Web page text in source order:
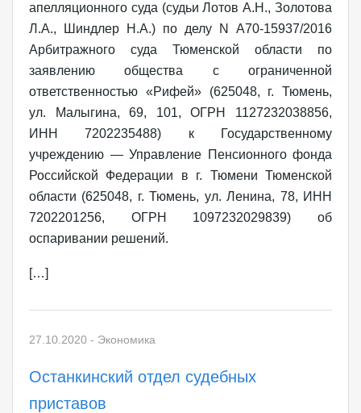
апелляционного суда (судьи Лотов А.Н., Золотова
Л.А., Шиндлер Н.А.) по делу N А70-15937/2016
Арбитражного суда Тюменской области по
заявлению общества с ограниченной
ответственностью «Рифей» (625048, г. Тюмень,
ул. Малыгина, 69, 101, ОГРН 1127232038856,
ИНН 7202235488) к Государственному
учреждению — Управление Пенсионного фонда
Российской Федерации в г. Тюмени Тюменской
области (625048, г. Тюмень, ул. Ленина, 78, ИНН
7202201256, ОГРН 1097232029839) об
оспаривании решений.
[…]
27.10.2020 - Экономика
Останкинский отдел судебных
приставов